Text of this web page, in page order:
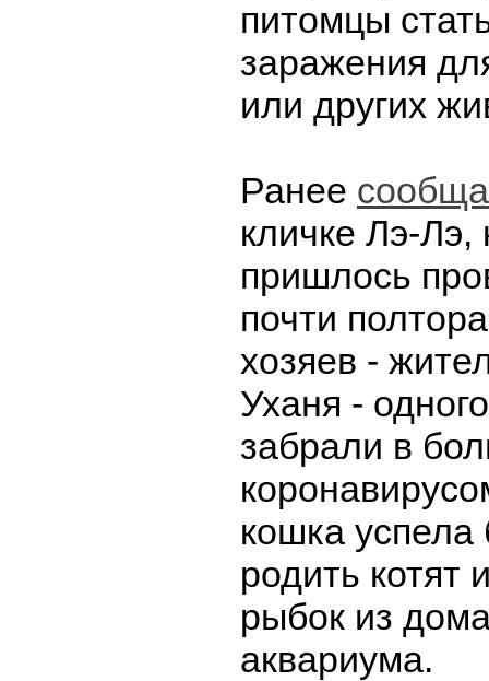
питомцы
заражения
или других
Ранее
кличке Лэ-Лэ,
пришлось
почти
хозяев -
Уханя -
забрали в
кошка успела
родить котят
рыбок из
аквариума.